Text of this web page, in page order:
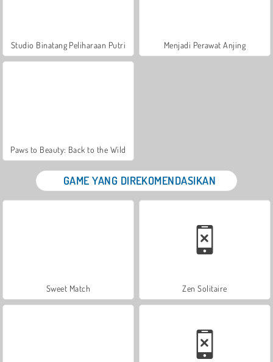
Studio Binatang Peliharaan Putri Menjadi Perawat Anjing
Paws to Beauty: Back to the Wild
GAME YANG DIREKOMENDASIKAN
Sweet Match Zen Solitaire